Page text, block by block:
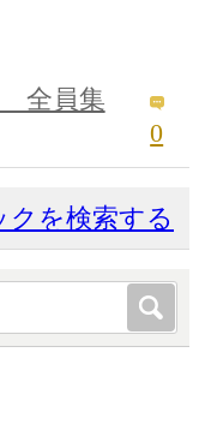
全員集
0
クを検索する